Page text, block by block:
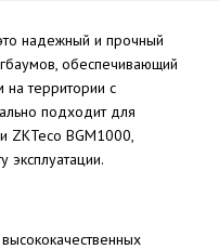
надежный и прочный
обеспечивающий
территории с
подходит для
ZKTeco BGM1000,
эксплуатации.